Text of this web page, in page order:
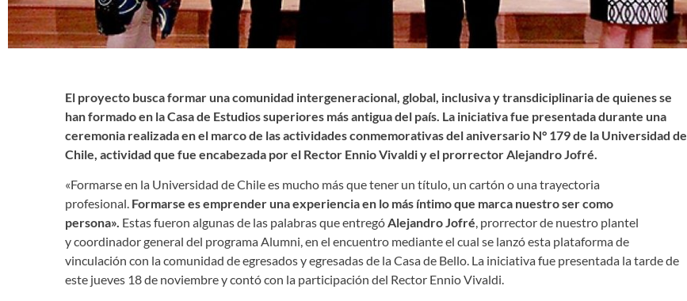
El proyecto busca formar una comunidad intergeneracional, global, inclusiva y transdiciplinaria de quienes se
han formado en la Casa de Estudios superiores más antigua del país. La iniciativa fue presentada durante una
ceremonia realizada en el marco de las actividades conmemorativas del aniversario N° 179 de la Universidad de
Chile, actividad que fue encabezada por el Rector Ennio Vivaldi y el prorrector Alejandro Jofré.
«Formarse en la Universidad de Chile es mucho más que tener un título, un cartón o una trayectoria
profesional. Formarse es emprender una experiencia en lo más íntimo que marca nuestro ser como
persona». Estas fueron algunas de las palabras que entregóAlejandro Jofré, prorrector de nuestro plantel
y coordinador general del programa Alumni, en el encuentro mediante el cual se lanzó esta plataforma de
vinculación con la comunidad de egresados y egresadas de la Casa de Bello. La iniciativa fue presentada la tarde de
este jueves 18 de noviembre y contó con la participación del Rector Ennio Vivaldi.